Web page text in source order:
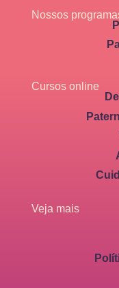
Nossos
Cursos online
Veja mais